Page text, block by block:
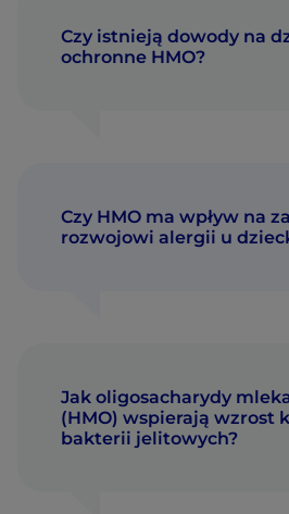
Czy istnieją dowody na
ochronne HMO?
Czy HMO ma wpływ na
rozwojowi alergii u
Jak oligosacharydy
(HMO) wspierają wzrost
bakterii jelitowych?